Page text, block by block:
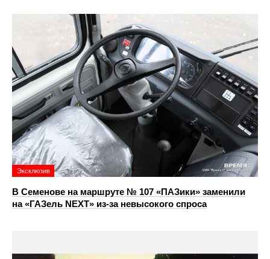
Эксклюзив
В Семенове на маршруте № 107 «ПАЗики» заменили
на «ГАЗель NEXT» из‑за невысокого спроса